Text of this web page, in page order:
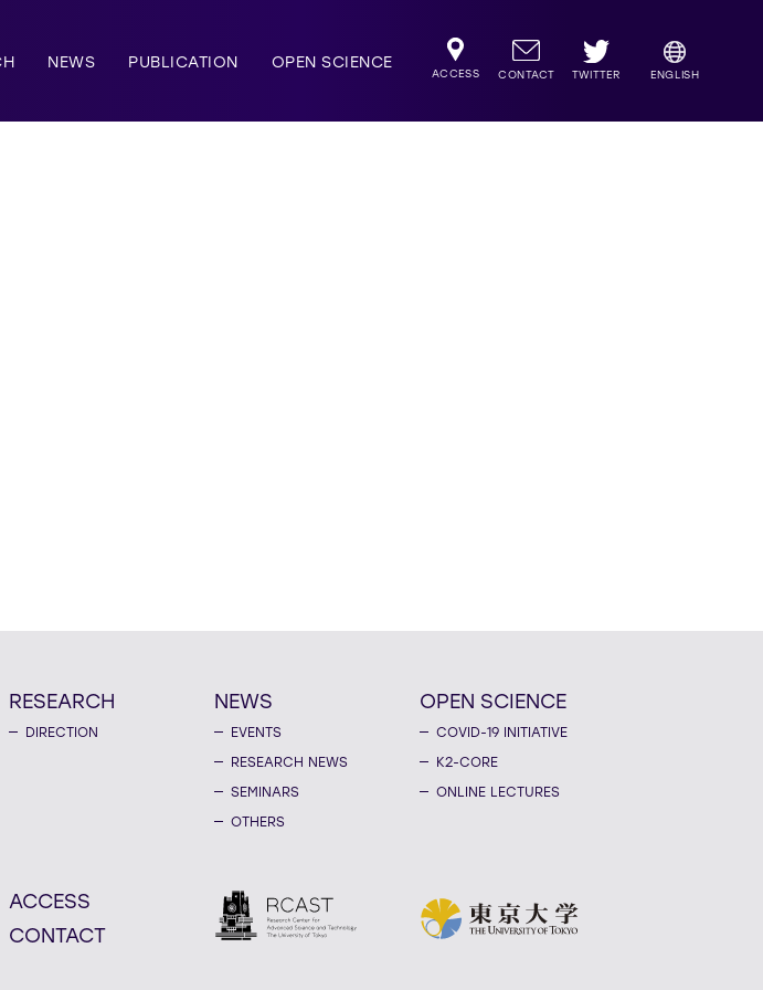
NEWS PUBLICATION OPEN SCIENCE
ACCESS CONTACT TWITTER ENGLISH
RESEARCH
DIRECTION
NEWS
EVENTS
RESEARCH NEWS
SEMINARS
OTHERS
OPEN SCIENCE
COVID-19 INITIATIVE
K2-CORE
ONLINE LECTURES
ACCESS
CONTACT